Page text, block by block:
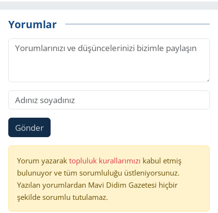
Yorumlar
Gönder
Yorum yazarak topluluk kurallarımızı kabul etmiş
bulunuyor ve tüm sorumluluğu üstleniyorsunuz.
Yazılan yorumlardan Mavi Didim Gazetesi hiçbir
şekilde sorumlu tutulamaz.